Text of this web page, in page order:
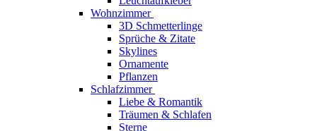
Wohnzimmer
3D Schmetterlinge
Sprüche & Zitate
Skylines
Ornamente
Pflanzen
Schlafzimmer
Liebe & Romantik
Träumen & Schlafen
Sterne